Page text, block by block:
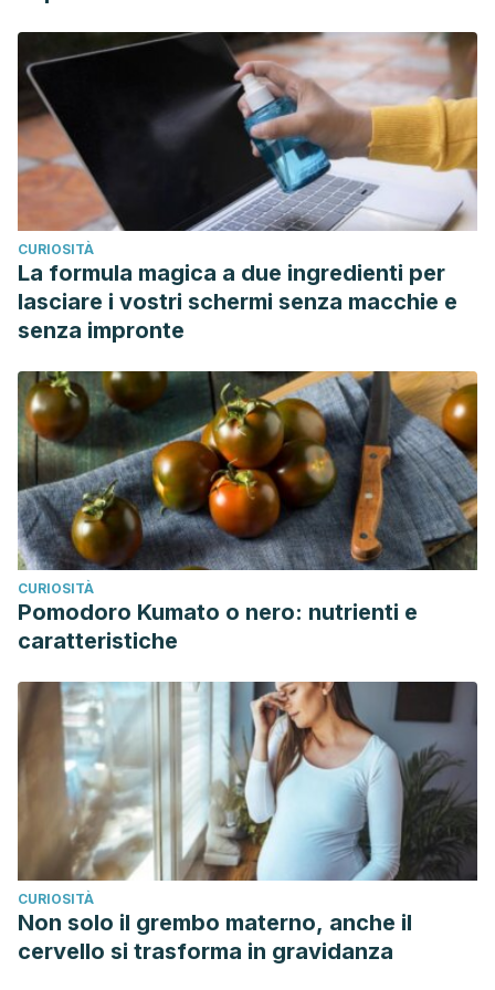
CURIOSITÀ
La formula magica a due ingredienti per
lasciare i vostri schermi senza macchie e
senza impronte
CURIOSITÀ
Pomodoro Kumato o nero: nutrienti e
caratteristiche
CURIOSITÀ
Non solo il grembo materno, anche il
cervello si trasforma in gravidanza